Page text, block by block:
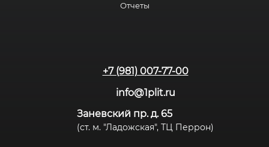
Отчеты
+7 (981) 007-77-00
info@1plit.ru
Заневский пр. д. 65
(ст. м. "Ладожская", ТЦ Перрон)